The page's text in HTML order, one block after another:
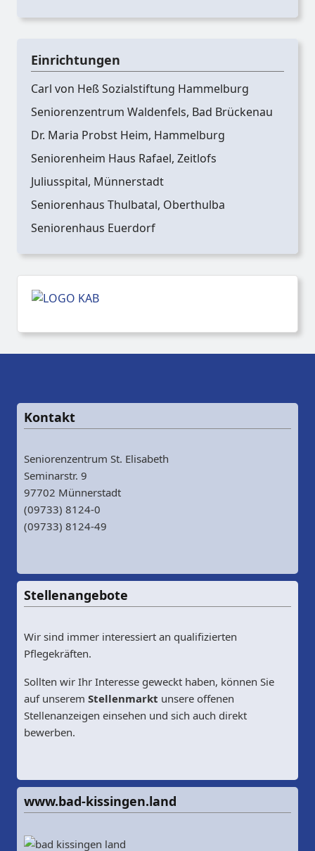
Einrichtungen
Carl von Heß Sozialstiftung Hammelburg
Seniorenzentrum Waldenfels, Bad Brückenau
Dr. Maria Probst Heim, Hammelburg
Seniorenheim Haus Rafael, Zeitlofs
Juliusspital, Münnerstadt
Seniorenhaus Thulbatal, Oberthulba
Seniorenhaus Euerdorf
Kontakt
Seniorenzentrum St. Elisabeth
Seminarstr. 9
97702 Münnerstadt
(09733) 8124-0
(09733) 8124-49
Stellenangebote
Wir sind immer interessiert an qualifizierten
Pflegekräften.
Sollten wir Ihr Interesse geweckt haben, können Sie
auf unserem Stellenmarkt unsere offenen
Stellenanzeigen einsehen und sich auch direkt
bewerben.
www.bad-kissingen.land